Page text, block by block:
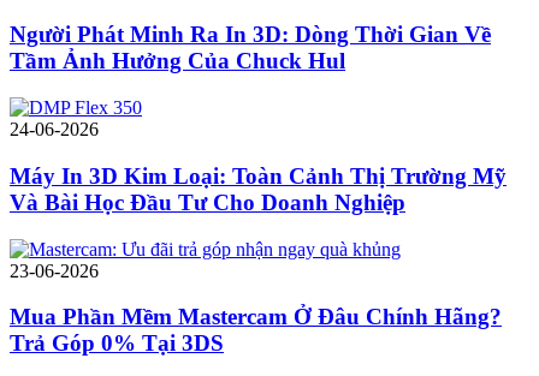
Người Phát Minh Ra In 3D: Dòng Thời Gian Về
Tầm Ảnh Hưởng Của Chuck Hul
24-06-2026
Máy In 3D Kim Loại: Toàn Cảnh Thị Trường Mỹ
Và Bài Học Đầu Tư Cho Doanh Nghiệp
23-06-2026
Mua Phần Mềm Mastercam Ở Đâu Chính Hãng?
Trả Góp 0% Tại 3DS